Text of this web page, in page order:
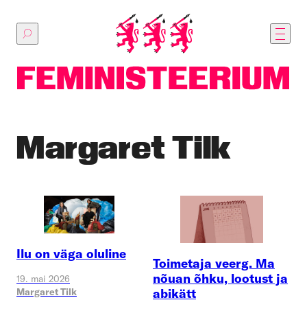
sisu
juurde
Margaret Tilk
Ilu on väga oluline
19. mai 2026
Margaret Tilk
Toimetaja veerg. Ma
nõuan õhku, lootust ja
abikätt